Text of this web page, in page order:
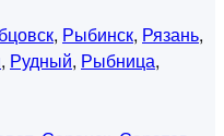
, Рыбинск, Рязань,
, Рудный, Рыбница,